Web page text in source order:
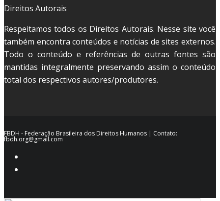
Direitos Autorais
Respeitamos todos os Direitos Autorais. Nesse site você
também encontra conteúdos e notícias de sites externos.
Todo o conteúdo e referências de outras fontes são
mantidas integralmente preservando assim o conteúdo
total dos respectivos autores/produtores.
FBDH - Federação Brasileira dos Direitos Humanos | Contato:
fbdh.org@gmail.com